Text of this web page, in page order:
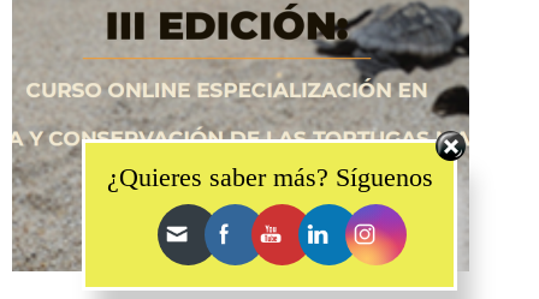
¿Quieres saber más? Síguenos
Set Youtube Channel ID